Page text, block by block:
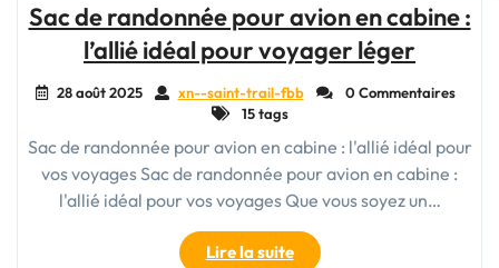
Cabine
:
Compagnon
Voyage
Idéal
pour
Sac de randonnée pour avion en cabine :
l’allié idéal pour voyager léger
28 août 2025 xn--saint-trail-fbb
0 Commentaires
15 tags
Sac de randonnée pour avion en cabine : l'allié idéal pour
vos voyages Sac de randonnée pour avion en cabine :
l'allié idéal pour vos voyages Que vous soyez un…
Lire la suite"Sac